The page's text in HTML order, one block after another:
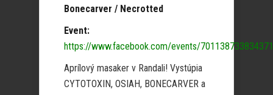
Bonecarver / Necrotted
Event:
https://www.facebook.com/events/
Aprílový masaker v Randali! Vystúpia
CYTOTOXIN, OSIAH, BONECARVER a